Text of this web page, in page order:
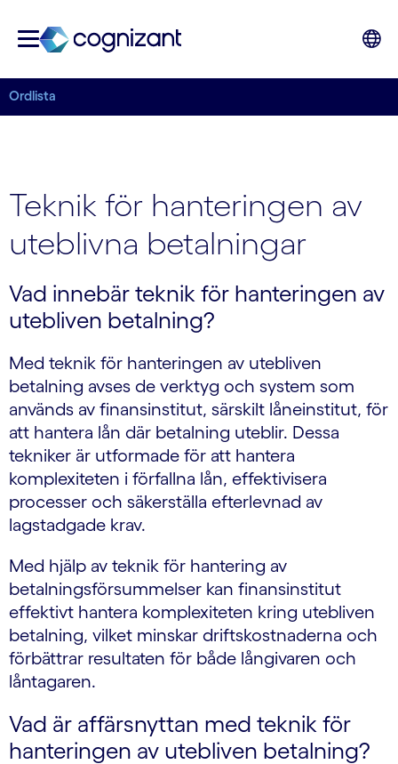
Ordlista
Teknik för hanteringen av
uteblivna betalningar
Vad innebär teknik för hanteringen av
utebliven betalning?
Med teknik för hanteringen av utebliven
betalning avses de verktyg och system som
används av finansinstitut, särskilt låneinstitut, för
att hantera lån där betalning uteblir. Dessa
tekniker är utformade för att hantera
komplexiteten i förfallna lån, effektivisera
processer och säkerställa efterlevnad av
lagstadgade krav.
Med hjälp av teknik för hantering av
betalningsförsummelser kan finansinstitut
effektivt hantera komplexiteten kring utebliven
betalning, vilket minskar driftskostnaderna och
förbättrar resultaten för både långivaren och
låntagaren.
Vad är affärsnyttan med teknik för
hanteringen av utebliven betalning?